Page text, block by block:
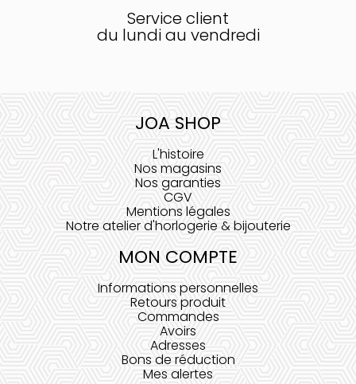
Service client
du lundi au vendredi
JOA SHOP
L'histoire
Nos magasins
Nos garanties
CGV
Mentions légales
Notre atelier d'horlogerie & bijouterie
MON COMPTE
Informations personnelles
Retours produit
Commandes
Avoirs
Adresses
Bons de réduction
Mes alertes